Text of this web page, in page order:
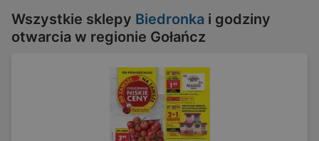
Wszystkie sklepy Biedronka i godziny
otwarcia w regionie Gołańcz